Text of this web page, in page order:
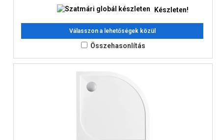
Készleten!
Válasszon a lehetőségek közül
Összehasonlítás